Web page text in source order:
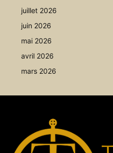
juillet 2026
juin 2026
mai 2026
avril 2026
mars 2026